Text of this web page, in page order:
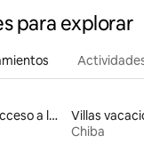
para explorar
Alojamientos con acceso a la playa
Villas
Chiba